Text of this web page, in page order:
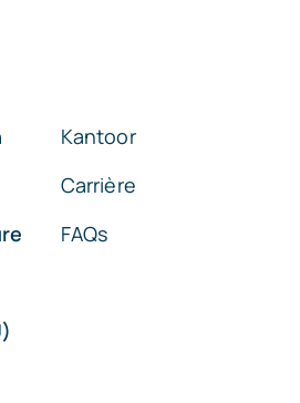
Kantoor
Carrière
FAQs